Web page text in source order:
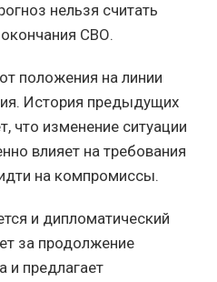
нельзя считать
СВО.
положения на линии
История предыдущих
что изменение ситуации
влияет на требования
на компромиссы.
и дипломатический
за продолжение
и предлагает